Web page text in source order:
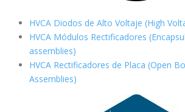
HVCA Diodos de Alto Voltaje (High
HVCA Módulos Rectificadores
assemblies)
HVCA Rectificadores de Placa (Open
Assemblies)